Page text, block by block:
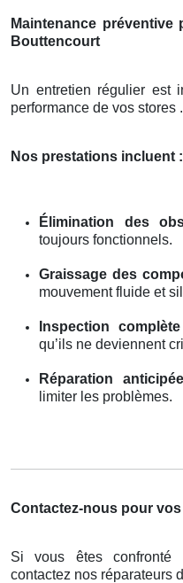
Maintenance
Bouttencourt
Un entretien régulier est
performance de vos stores .
Nos prestations incluent :
Élimination des
toujours fonctionnels.
Graissage des
mouvement fluide et
Inspection complète
qu’ils ne deviennent
Réparation anticipée
limiter les problèmes.
Contactez-nous pour
Si vous êtes confronté
contactez nos réparateurs